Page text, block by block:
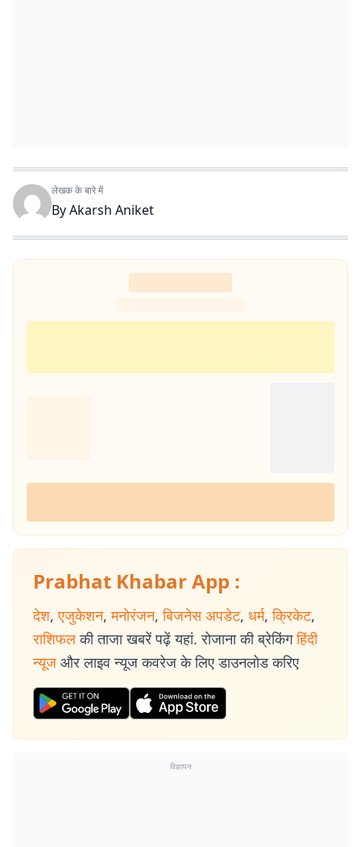
लेखक के बारे में
ByAkarsh Aniket
Prabhat Khabar App :
देश, एजुकेशन, मनोरंजन, बिजनेस अपडेट, धर्म, क्रिकेट,
राशिफल की ताजा खबरें पढ़ें यहां. रोजाना की ब्रेकिंग हिंदी
न्यूज और लाइव न्यूज कवरेज के लिए डाउनलोड करिए
विज्ञापन